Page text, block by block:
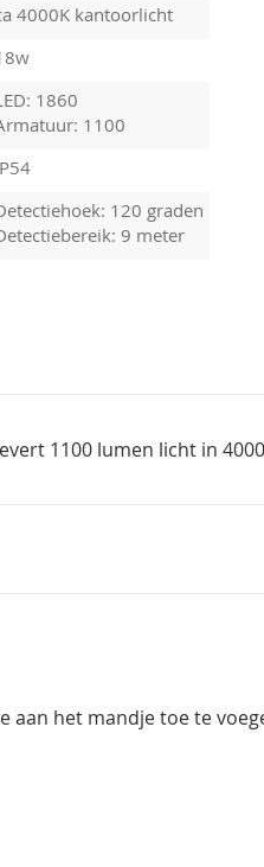
4000K kantoorlicht
1860
1100
120 graden
9 meter
1100 lumen licht in
aan het mandje toe te